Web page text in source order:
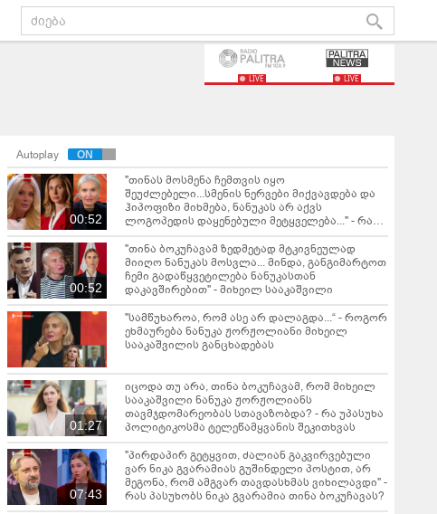
LIVE LIVE
Autoplay
00:52
"თინას მოსმენა ჩემთვის იყო
შეუძლებელი...სმენის ნერვები მიქვავდება და
ჰიპოფიზი მიხმება, ნანუკას არ აქვს
ლოგოპედის დაყენებული მეტყველება..." - რას
წერს ნინო ნადირაძე?
00:52
"თინა ბოკუჩავამ ზედმეტად მტკივნეულად
მიიღო ნანუკას მოსვლა... მინდა, განგიმარტოთ
ჩემი გადაწყვეტილება ნანუკასთან
დაკავშირებით" - მიხეილ სააკაშვილი
"სამწუხაროა, რომ ასე არ დალაგდა...“ - როგორ
ეხმაურება ნანუკა ჟორჟოლიანი მიხეილ
სააკაშვილის განცხადებას
01:27
იცოდა თუ არა, თინა ბოკუჩავამ, რომ მიხეილ
სააკაშვილი ნანუკა ჟორჟოლიანს
თავმჯდომარეობას სთავაზობდა? - რა უპასუხა
პოლიტიკოსმა ტელეწამყვანის შეკითხვას
07:43
"პირდაპირ გეტყვით, ძალიან გაკვირვებული
ვარ ნიკა გვარამიას გუშინდელი პოსტით, არ
მეგონა, რომ ამგვარ თავდასხმას ვიხილავდი" -
რას პასუხობს ნიკა გვარამია თინა ბოკუჩავას?